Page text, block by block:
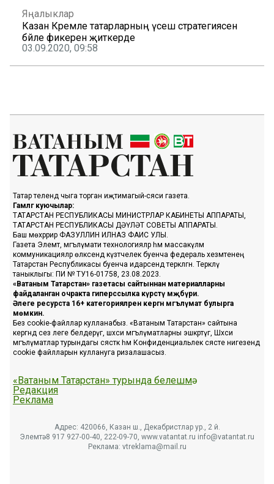
Яңалыклар
Казан Кремле татарларның үсеш стратегиясенә
бәйле фикерен җиткерде
03.09.2020, 09:58
Татар телендә чыга торган иҗтимагый-сәяси газета.
Гамәлгә куючылар:
ТАТАРСТАН РЕСПУБЛИКАСЫ МИНИСТРЛАР КАБИНЕТЫ АППАРАТЫ,
ТАТАРСТАН РЕСПУБЛИКАСЫ ДӘҮЛӘТ СОВЕТЫ АППАРАТЫ.
Баш мөхәррир ФАЗУЛЛИН ИЛНАЗ ФАИС УЛЫ.
Газета Элемтә, мәгълүмати технологияләр һәм массакүләм
коммуникацияләр өлкәсендә күзәтчелек буенча федераль хезмәтенең
Татарстан Республикасы буенча идарәсендә теркәлгән. Теркәлү
таныклыгы: ПИ № ТУ16-01758, 23.08.2023.
«Ватаным Татарстан» газетасы сайтыннан материалларны
файдаланган очракта гиперссылка күрсәтү мәҗбүри.
Әлеге ресурста 16+ категорияләренә кергән мәгълүмат булырга
мөмкин.
Без cookie-файллар кулланабыз. «Ватаным Татарстан» сайтына
кергәндә сез әлеге белдерүгә, шәхси мәгълүматларны эшкәртүгә, Шәхси
мәгълүматлар турындагы сәясәткә һәм Конфиденциальлек сәясәте нигезендә
cookie файлларын куллануга ризалашасыз.
«Ватаным Татарстан» турында белешмә
Редакция
Реклама
Адрес: 420066, Казан ш., Декабристлар ур., 2 й.
Элемтә: 8 917 927-00-40, 222-09-70, www.vatantat.ru info@vatantat.ru
Реклама: vtreklama@mail.ru